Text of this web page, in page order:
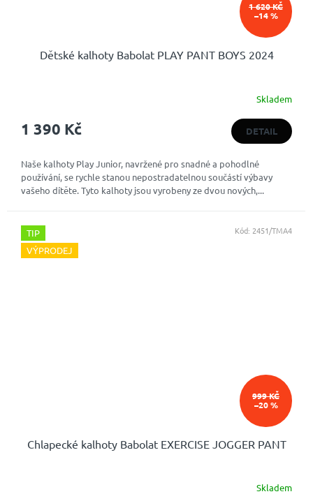
1 620 KČ
–14 %
Dětské kalhoty Babolat PLAY PANT BOYS 2024
Skladem
1 390 Kč DETAIL
Naše kalhoty Play Junior, navržené pro snadné a pohodlné
používání, se rychle stanou nepostradatelnou součástí výbavy
vašeho dítěte. Tyto kalhoty jsou vyrobeny ze dvou nových,...
TIP
VÝPRODEJ
999 KČ
–20 %
Chlapecké kalhoty Babolat EXERCISE JOGGER PANT
Skladem
Kód: 2451/TMA4